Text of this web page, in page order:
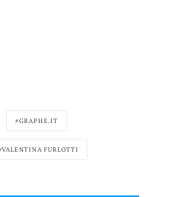
GRAPHE.IT
VALENTINA FURLOTTI